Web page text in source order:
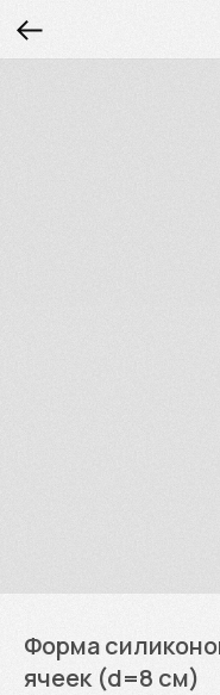
Форма
ячеек (d=8 см)